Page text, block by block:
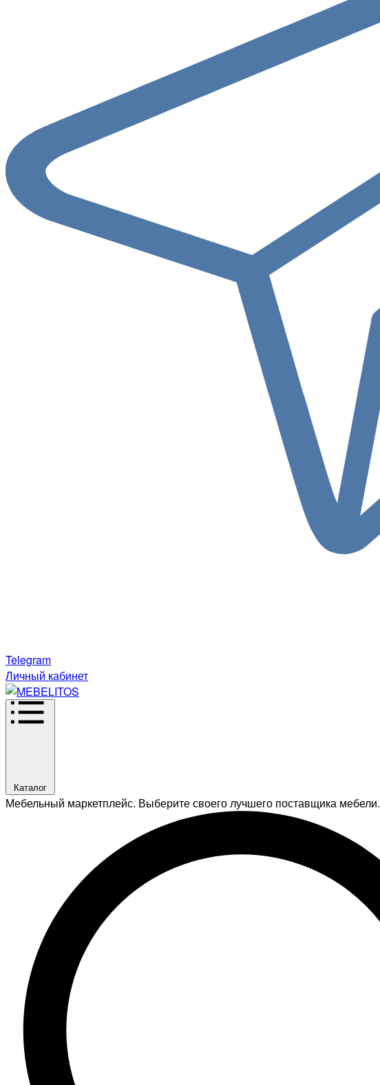
Telegram
Личный кабинет
Каталог
Мебельный маркетплейс. Выберите своего лучшего поставщика мебели.